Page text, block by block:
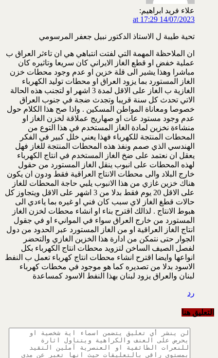
علاء فريد ابراهيم:
14/07/2023 at 17:29
تحية طيبة ل الاستاذ الدكتور نبيل جعفر المرسومي
ان الملاحظة المهمة التي لفتت انتباهي هي ان تاءثر العراق ب
عملية خفض او قطع الغاز الايراني كان سريعا وتاثيره كان
مباشرا وهذا يشير الى قلة خزين او عدم وجود محطات خزن
الغاز المستورد بما يزود العراق او محطات توليد الكهرباء
الغازية ب الغاز على الاقل لمدة 3 اشهر او لتجنب هذه الحالة
الاتي تحدث كل سنة قريبا وتجدث ضجة في جنوب العراق
خصوصا ومعاناة المواطن المسكين . واذا صح هذا الكلام حول
عدم وجود مستود عات او صهاريج عملاقة لخزن الغاز او
منشاءة نخزين لمادة الغاز المستخدم في هذا التوع من
المحطات المنتجة للكهرباء فهذا يعني خلل كبير في الفكر
الهندسي الذي صمم ونفذ هذه المحطات المنتجة للغاز فهل
يعقل ان نعتمد على ضخ الغاز المستخدم في انتاج الكهرباء
لهذه المحطات على انبوب ينقل الغاز المستورد من حقول
خارج البلاد والى محطات الانتاج العراقية فقط ودون ان يكون
هناك خزين غازي من هذا الانبوب يلبي حاجة المحطات للغاز
على الاقل 20 يوم فقط بدلا من 3 اشهر على الاقل ويتجاوز كل
حالات قطغ الغاز لاي سبب كان فني او غيره بما ياءدي الى
هبوط الانتاج . لذالك اقترح بناء او انشاء محطات لخزن الغاز
المستورد من خارج العراق سواء في الموانيء او في جقول
انتاج الغاز العراقية او من الغاز المستورد عبر الحدود من دول
الجوار حتى نتمكن من ادارة هذا الخزين الغازي والتحضر
لفصل الصيف الساخن لتزويد محطات انتاج الكهرباء بكل
انواعها وايضا اقترح انشاء محطات انتاج كهرباء تعمل ب النفط
الاسود بدلا من تصديره كما هو موجود في مخطات كهرباء
لبنان والعراق يزود لبنان بهذا النفط الاسود كمساعدة
رد
التعليق هنا